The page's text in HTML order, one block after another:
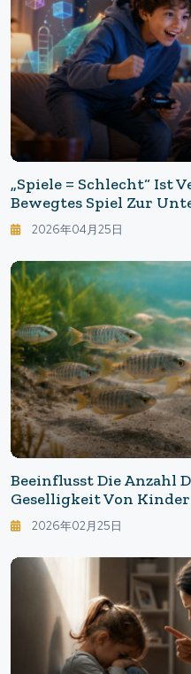
„Spiele = Schlecht“ Ist
Bewegtes Spiel Zur
Kindlichen Psyche Und
2026年04月25日
Beeinflusst Die Anzahl
Geselligkeit Von
Von Fischen Über Die
Der Kindheit" Lehrt
2026年02月25日